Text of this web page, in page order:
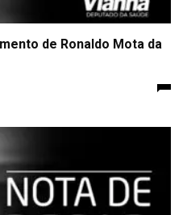
de Ronaldo Mota da